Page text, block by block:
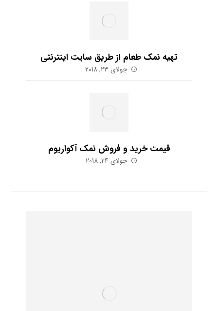
تهیه نمک طعام از طریق سایت اینترنتی
جولای 23, 2018
قیمت خرید و فروش نمک آکواریوم
جولای 24, 2018